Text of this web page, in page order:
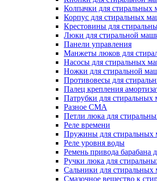
Колпачки для стиральных
Корпус для стиральных
Крестовины для
Люки для стиральной
Панели управления
Манжеты люков для
Насосы для стиральных
Ножки для стиральной
Противовесы для
Палец крепления
Патрубки для стиральных
Разное СМА
Петли люка для
Реле времени
Пружины для стиральных
Реле уровня воды
Ремень привода барабана
Ручки люка для
Сальники для
Смазочное вещество к